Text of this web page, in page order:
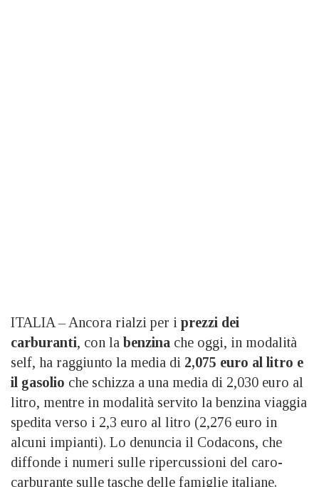
ITALIA – Ancora rialzi per i prezzi dei
carburanti, con la benzina che oggi, in modalità
self, ha raggiunto la media di 2,075 euro al litro e
il gasolio che schizza a una media di 2,030 euro al
litro, mentre in modalità servito la benzina viaggia
spedita verso i 2,3 euro al litro (2,276 euro in
alcuni impianti). Lo denuncia il Codacons, che
diffonde i numeri sulle ripercussioni del caro-
carburante sulle tasche delle famiglie italiane.